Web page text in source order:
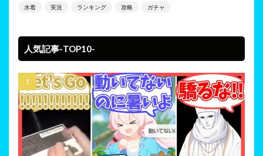
水着 実況 ランキング 攻略 ガチャ
人気記事-TOP10-